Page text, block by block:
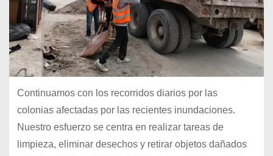
Continuamos con los recorridos diarios por las
colonias afectadas por las recientes inundaciones.
Nuestro esfuerzo se centra en realizar tareas de
limpieza, eliminar desechos y retirar objetos dañados